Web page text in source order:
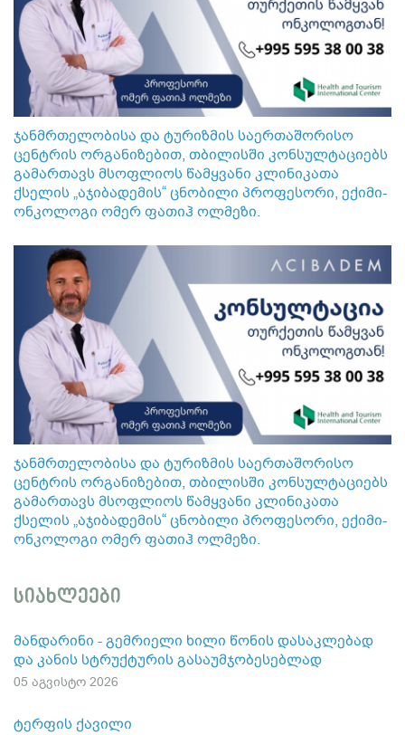
ჯანმრთელობისა და ტურიზმის საერთაშორისო
ცენტრის ორგანიზებით, თბილისში კონსულტაციებს
გამართავს მსოფლიოს წამყვანი კლინიკათა
ქსელის „აჯიბადემის“ ცნობილი პროფესორი, ექიმი-
ონკოლოგი ომერ ფათიჰ ოლმეზი.
ჯანმრთელობისა და ტურიზმის საერთაშორისო
ცენტრის ორგანიზებით, თბილისში კონსულტაციებს
გამართავს მსოფლიოს წამყვანი კლინიკათა
ქსელის „აჯიბადემის“ ცნობილი პროფესორი, ექიმი-
ონკოლოგი ომერ ფათიჰ ოლმეზი.
სიახლეები
მანდარინი - გემრიელი ხილი წონის დასაკლებად
და კანის სტრუქტურის გასაუმჯობესებლად
05 აგვისტო 2026
ტერფის ქავილი